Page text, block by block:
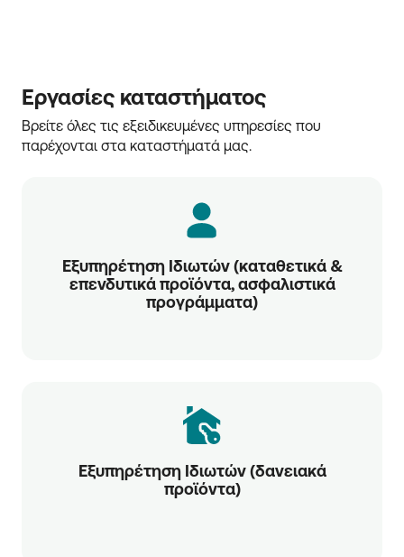
Εργασίες καταστήματος
Βρείτε όλες τις εξειδικευμένες υπηρεσίες που
παρέχονται στα καταστήματά μας.
Εξυπηρέτηση Ιδιωτών (καταθετικά &
επενδυτικά προϊόντα, ασφαλιστικά
προγράμματα)
Εξυπηρέτηση Ιδιωτών (δανειακά
προϊόντα)